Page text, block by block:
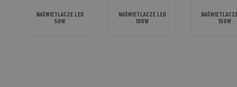
NAŚWIETLACZE LED
50W
NAŚWIETLACZE LED
100W
150W